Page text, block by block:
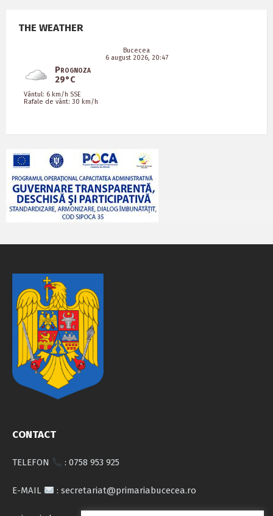
THE WEATHER
Bucecea
6 august 2026, 20:47
Prognoza
29°C
Vântul: 6 km/h SSE
Rafale de vânt: 30 km/h
CONTACT
TELEFON : 0758 953 925
E-MAIL : secretariat@primariabucecea.ro